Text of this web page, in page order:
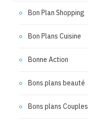
Bon Plan Shopping
Bon Plans Cuisine
Bonne Action
Bons plans beauté
Bons plans Couples